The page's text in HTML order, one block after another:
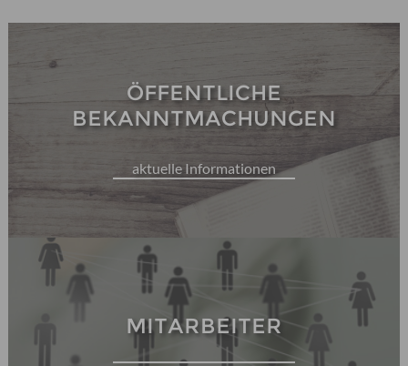
ÖFFENTLICHE
BEKANNTMACHUNGEN
aktuelle Informationen
MITARBEITER